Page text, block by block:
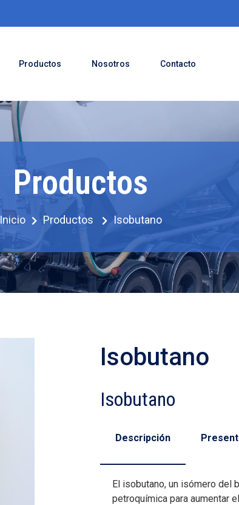
Productos Nosotros Contacto
Productos
Inicio Productos Isobutano
Isobutano
Isobutano
Descripción
El isobutano, un isómero del
petroquímica para aumentar